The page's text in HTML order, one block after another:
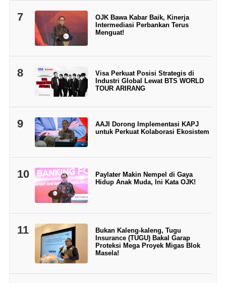
7
OJK Bawa Kabar Baik, Kinerja
Intermediasi Perbankan Terus
Menguat!
8
Visa Perkuat Posisi Strategis di
Industri Global Lewat BTS WORLD
TOUR ARIRANG
9
AAJI Dorong Implementasi KAPJ
untuk Perkuat Kolaborasi Ekosistem
10
Paylater Makin Nempel di Gaya
Hidup Anak Muda, Ini Kata OJK!
11
Bukan Kaleng-kaleng, Tugu
Insurance (TUGU) Bakal Garap
Proteksi Mega Proyek Migas Blok
Masela!